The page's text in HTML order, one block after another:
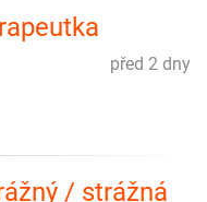
před 2 dny
/ strážná